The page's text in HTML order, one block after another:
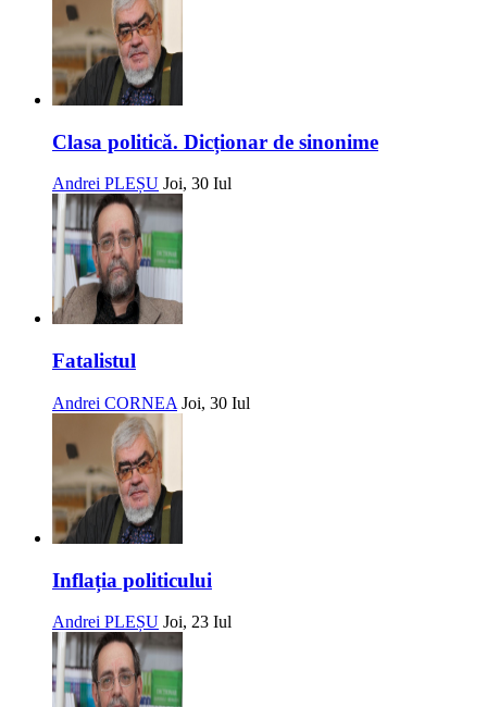
Clasa politică. Dicționar de sinonime
Andrei PLEȘU Joi, 30 Iul
Fatalistul
Andrei CORNEA Joi, 30 Iul
Inflația politicului
Andrei PLEȘU Joi, 23 Iul